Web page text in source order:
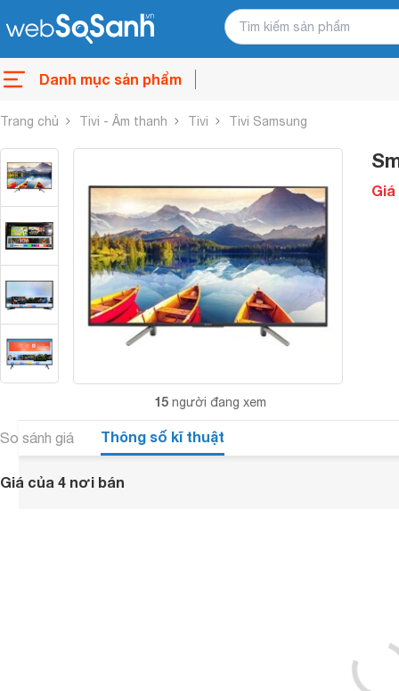
Danh mục sản phẩm
Trang chủ Tivi - Âm thanh Tivi Tivi Samsung
15 người đang xem
Giá
So sánh giá Thông số kĩ thuật
Giá của 4 nơi bán